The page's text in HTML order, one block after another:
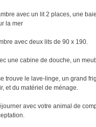
avec un lit 2 places, une
la mer
avec deux lits de 90 x 190.
une cabine de douche, un
trouve le lave-linge, un grand
et du matériel de ménage.
avec votre animal de